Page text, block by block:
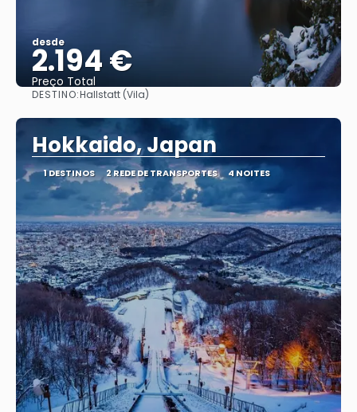
desde
2.194 €
Preço Total
DESTINO:Hallstatt (Vila)
Hokkaido, Japan
1 DESTINOS 2 REDE DE TRANSPORTES 4 NOITES